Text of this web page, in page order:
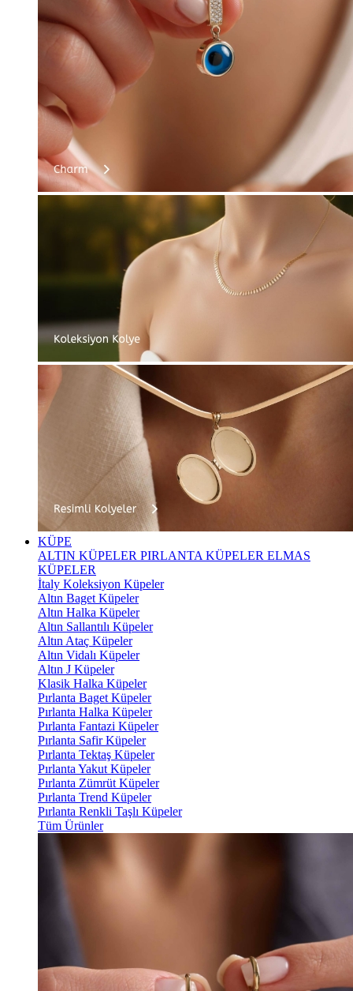
KÜPE
ALTIN KÜPELER PIRLANTA KÜPELER ELMAS
KÜPELER
İtaly Koleksiyon Küpeler
Altın Baget Küpeler
Altın Halka Küpeler
Altın Sallantılı Küpeler
Altın Ataç Küpeler
Altın Vidalı Küpeler
Altın J Küpeler
Klasik Halka Küpeler
Pırlanta Baget Küpeler
Pırlanta Halka Küpeler
Pırlanta Fantazi Küpeler
Pırlanta Safir Küpeler
Pırlanta Tektaş Küpeler
Pırlanta Yakut Küpeler
Pırlanta Zümrüt Küpeler
Pırlanta Trend Küpeler
Pırlanta Renkli Taşlı Küpeler
Tüm Ürünler